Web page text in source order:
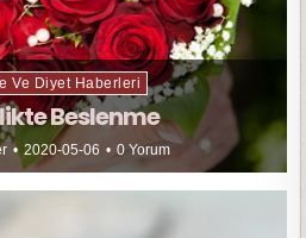
Ve Diyet Haberleri
Beslenme
2020-05-06 0 Yorum